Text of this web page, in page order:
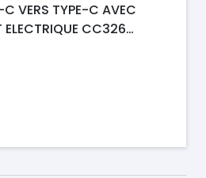
VERS TYPE-C AVEC
ELECTRIQUE CC326